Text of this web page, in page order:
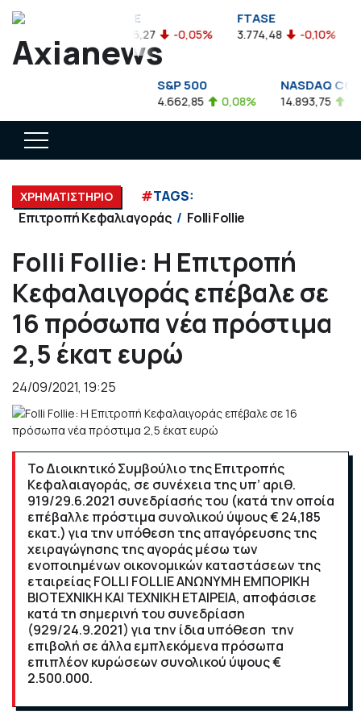
3.776,27 -0,05%
FTASE
3.774,48 -0,10%
S&P 500
4.662,85 0,08%
NASDAQ
14.893,75
ΧΡΗΜΑΤΙΣΤΗΡΙΟ #TAGS:
Επιτροπή Κεφαλιαγοράς
Folli Follie
Folli Follie: Η Επιτροπή
Κεφαλαιγοράς επέβαλε σε
16 πρόσωπα νέα πρόστιμα
2,5 έκατ ευρώ
24/09/2021, 19:25
Το Διοικητικό Συμβούλιο της Επιτροπής
Κεφαλαιαγοράς, σε συνέχεια της υπ’ αριθ.
919/29.6.2021 συνεδρίασής του (κατά την οποία
επέβαλλε πρόστιμα συνολικού ύψους € 24,185
εκατ.) για την υπόθεση της απαγόρευσης της
χειραγώγησης της αγοράς μέσω των
ενοποιημένων οικονομικών καταστάσεων της
εταιρείας FOLLI FOLLIE ΑΝΩΝΥΜΗ ΕΜΠΟΡΙΚΗ
ΒΙΟΤΕΧΝΙΚΗ ΚΑΙ ΤΕΧΝΙΚΗ ΕΤΑΙΡΕΙΑ, αποφάσισε
κατά τη σημερινή του συνεδρίαση
(929/24.9.2021) για την ίδια υπόθεση την
επιβολή σε άλλα εμπλεκόμενα πρόσωπα
επιπλέον κυρώσεων συνολικού ύψους €
2.500.000.